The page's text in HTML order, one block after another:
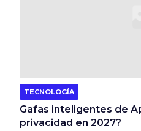
TECNOLOGÍA
Gafas inteligentes de
privacidad en 2027?